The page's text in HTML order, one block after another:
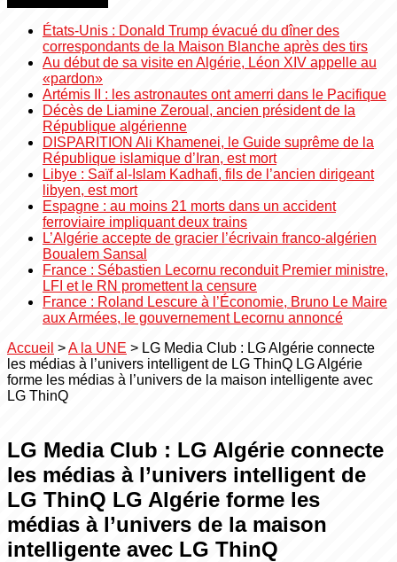
États-Unis : Donald Trump évacué du dîner des
correspondants de la Maison Blanche après des tirs
Au début de sa visite en Algérie, Léon XIV appelle au
«pardon»
Artémis II : les astronautes ont amerri dans le Pacifique
Décès de Liamine Zeroual, ancien président de la
République algérienne
DISPARITION Ali Khamenei, le Guide suprême de la
République islamique d’Iran, est mort
Libye : Saïf al-Islam Kadhafi, fils de l’ancien dirigeant
libyen, est mort
Espagne : au moins 21 morts dans un accident
ferroviaire impliquant deux trains
L’Algérie accepte de gracier l’écrivain franco-algérien
Boualem Sansal
France : Sébastien Lecornu reconduit Premier ministre,
LFI et le RN promettent la censure
France : Roland Lescure à l’Économie, Bruno Le Maire
aux Armées, le gouvernement Lecornu annoncé
Accueil >A la UNE > LG Media Club : LG Algérie connecte
les médias à l’univers intelligent de LG ThinQ LG Algérie
forme les médias à l’univers de la maison intelligente avec
LG ThinQ
LG Media Club : LG Algérie connecte
les médias à l’univers intelligent de
LG ThinQ LG Algérie forme les
médias à l’univers de la maison
intelligente avec LG ThinQ